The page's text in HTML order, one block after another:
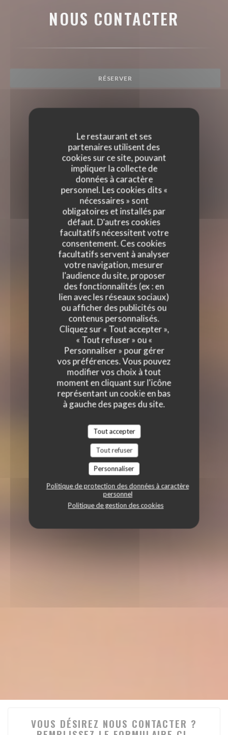
Le restaurant et ses
partenaires utilisent des
cookies sur ce site, pouvant
impliquer la collecte de
données à caractère
personnel. Les cookies dits «
nécessaires » sont
obligatoires et installés par
défaut. D'autres cookies
facultatifs nécessitent votre
consentement. Ces cookies
facultatifs servent à analyser
votre navigation, mesurer
l'audience du site, proposer
des fonctionnalités (ex : en
lien avec les réseaux sociaux)
ou afficher des publicités ou
contenus personnalisés.
Cliquez sur « Tout accepter »,
« Tout refuser » ou «
Personnaliser » pour gérer
vos préférences. Vous pouvez
modifier vos choix à tout
moment en cliquant sur l'icône
représentant un cookie en bas
à gauche des pages du site.
Tout accepter
Tout refuser
Personnaliser
Politique de protection des données à caractère
personnel
Politique de gestion des cookies
NOUS CONTACTER
RÉSERVER
VOUS DÉSIREZ NOUS CONTACTER ?